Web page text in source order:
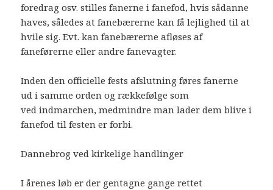
foredrag osv. stilles fanerne i fanefod, hvis sådanne
haves, således at fanebærerne kan få lejlighed til at
hvile sig. Evt. kan fanebærerne afløses af
faneførerne eller andre fanevagter.
Inden den officielle fests afslutning føres fanerne
ud i samme orden og rækkefølge som
ved indmarchen, medmindre man lader dem blive i
fanefod til festen er forbi.
Dannebrog ved kirkelige handlinger
I årenes løb er der gentagne gange rettet